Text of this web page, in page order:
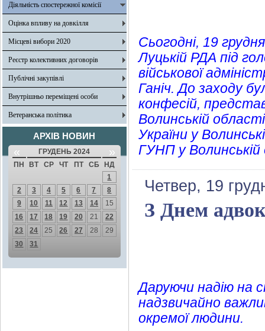
Діяльність спостережної комісії
Оцінка впливу на довкілля
Місцеві вибори 2020
Реєстр колективних договорів
Публічні закупівлі
Внутрішньо переміщені особи
Ветеранська політика
АРХІВ НОВИН
« ГРУДЕНЬ 2024 »
ПН ВТ СР ЧТ ПТ СБ
НД
1
2
3 4 5 6 7
8
9
10 11 12 13 14
15
16
17 18 19 20 21
22
23
24 25 26 27 28
29
30
31
Сьогодні, 19
Луцькій РДА під
військової
Ганіч. До заходу
конфесій,
Волинській
України у
ГУНП у Волинській
Четвер, 19
З Днем
Даруючи надію на
надзвичайно
окремої людини.